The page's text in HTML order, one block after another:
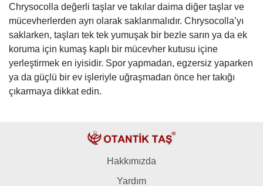
Chrysocolla değerli taşlar ve takılar daima diğer taşlar ve
mücevherlerden ayrı olarak saklanmalıdır. Chrysocolla’yı
saklarken, taşları tek tek yumuşak bir bezle sarın ya da ek
koruma için kumaş kaplı bir mücevher kutusu içine
yerleştirmek en iyisidir. Spor yapmadan, egzersiz yaparken
ya da güçlü bir ev işleriyle uğraşmadan önce her takığı
çıkarmaya dikkat edin.
Hakkımızda
Yardım